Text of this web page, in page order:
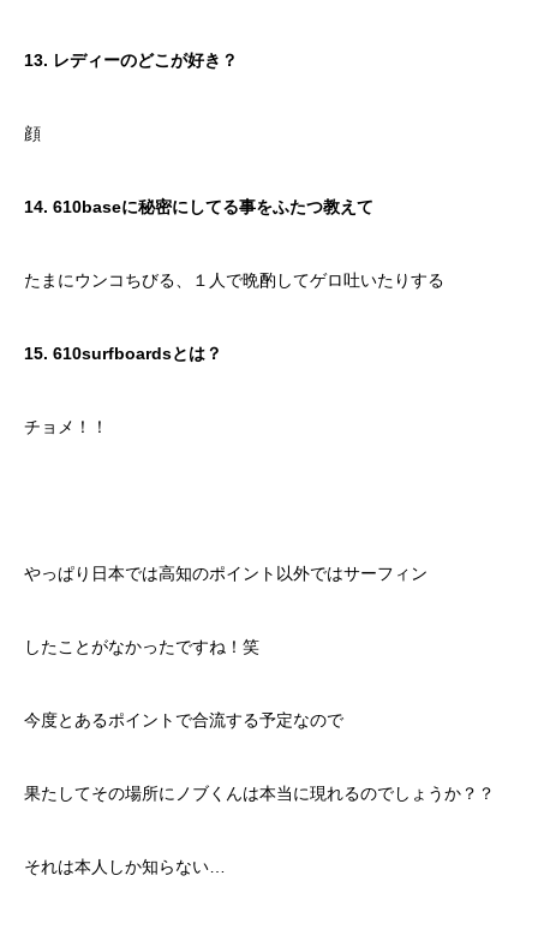
13. レディーのどこが好き？
顔
14. 610baseに秘密にしてる事をふたつ教えて
たまにウンコちびる、１人で晩酌してゲロ吐いたりする
15. 610surfboardsとは？
チョメ！！
やっぱり日本では高知のポイント以外ではサーフィン
したことがなかったですね！笑
今度とあるポイントで合流する予定なので
果たしてその場所にノブくんは本当に現れるのでしょうか？？
それは本人しか知らない…